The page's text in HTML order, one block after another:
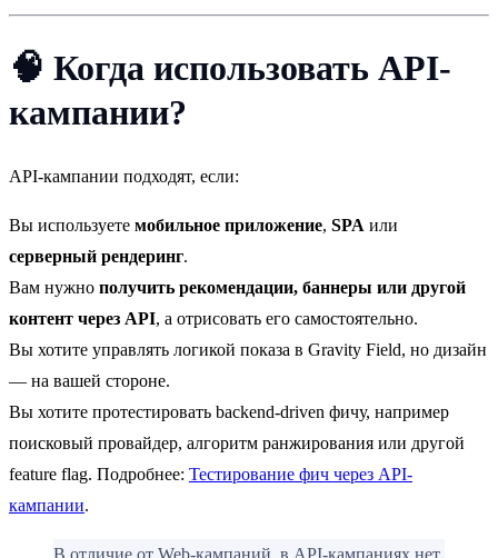
🧠 Когда использовать API-
кампании?
API-кампании подходят, если:
Вы используете мобильное приложение, SPA или
серверный рендеринг.
Вам нужно получить рекомендации, баннеры или другой
контент через API, а отрисовать его самостоятельно.
Вы хотите управлять логикой показа в Gravity Field, но дизайн
— на вашей стороне.
Вы хотите протестировать backend-driven фичу, например
поисковый провайдер, алгоритм ранжирования или другой
feature flag. Подробнее: Тестирование фич через API-
кампании.